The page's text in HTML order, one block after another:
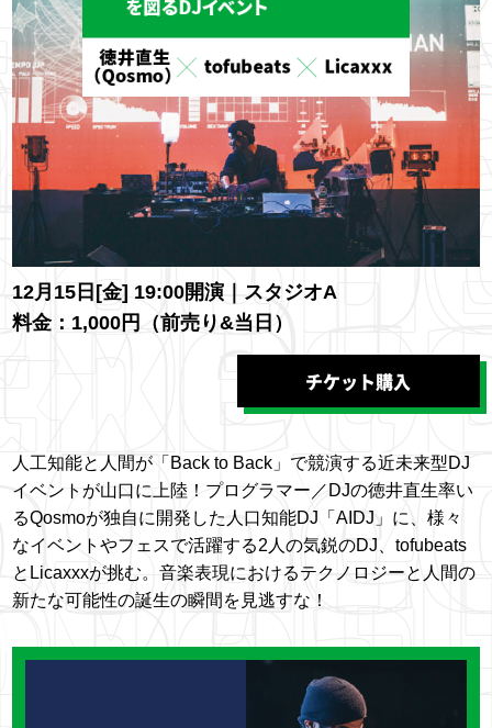
12月15日[金] 19:00開演｜スタジオA
料金：1,000円（前売り&当日）
チケット購入
人工知能と人間が「Back to Back」で競演する近未来型DJ
イベントが山口に上陸！プログラマー／DJの徳井直生率い
るQosmoが独自に開発した人口知能DJ「AIDJ」に、様々
なイベントやフェスで活躍する2人の気鋭のDJ、tofubeats
とLicaxxxが挑む。音楽表現におけるテクノロジーと人間の
新たな可能性の誕生の瞬間を見逃すな！